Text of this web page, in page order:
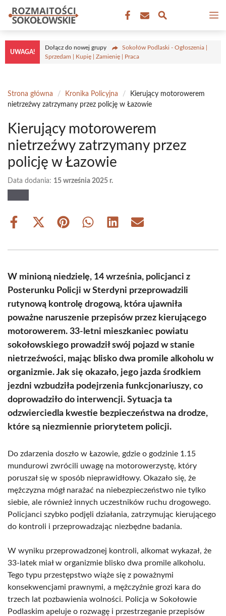
Przejdź
treści
UWAGA!
Dołącz do nowej grupy
Sokołów Podlaski - Ogłoszenia |
Sprzedam | Kupię | Zamienię | Praca
Strona główna / Kronika Policyjna /
Kierujący motorowerem
nietrzeźwy zatrzymany przez policję w Łazowie
Kierujący motorowerem
nietrzeźwy zatrzymany przez
policję w Łazowie
Data dodania: 15 września 2025 r.
Share
Share
(Twitter)
Share Share Share Share
W minioną niedzielę, 14 września, policjanci z
Posterunku Policji w Sterdyni przeprowadzili
rutynową kontrolę drogową, która ujawniła
poważne naruszenie przepisów przez kierującego
motorowerem. 33-letni mieszkaniec powiatu
sokołowskiego prowadził swój pojazd w stanie
nietrzeźwości, mając blisko dwa promile alkoholu w
organizmie. Jak się okazało, jego jazda środkiem
jezdni wzbudziła podejrzenia funkcjonariuszy, co
doprowadziło do interwencji. Sytuacja ta
odzwierciedla kwestie bezpieczeństwa na drodze,
które są niezmiennie priorytetem policji.
Do zdarzenia doszło w Łazowie, gdzie o godzinie 1.15
mundurowi zwrócili uwagę na motorowerzystę, który
poruszał się w sposób nieprawidłowy. Okazało się, że
mężczyzna mógł narażać na niebezpieczeństwo nie tylko
siebie, ale również innych uczestników ruchu drogowego.
Policjanci szybko podjęli działania, zatrzymując kierującego
do kontroli i przeprowadzając niezbędne badania.
W wyniku przeprowadzonej kontroli, alkomat wykazał, że
33-latek miał w organizmie blisko dwa promile alkoholu.
Tego typu przestępstwo wiąże się z poważnymi
konsekwencjami prawnymi, a mężczyźnie grozi kara do
trzech lat pozbawienia wolności. Policja w Sokołowie
Podlaskim apeluje o rozwagę i przestrzeganie przepisów